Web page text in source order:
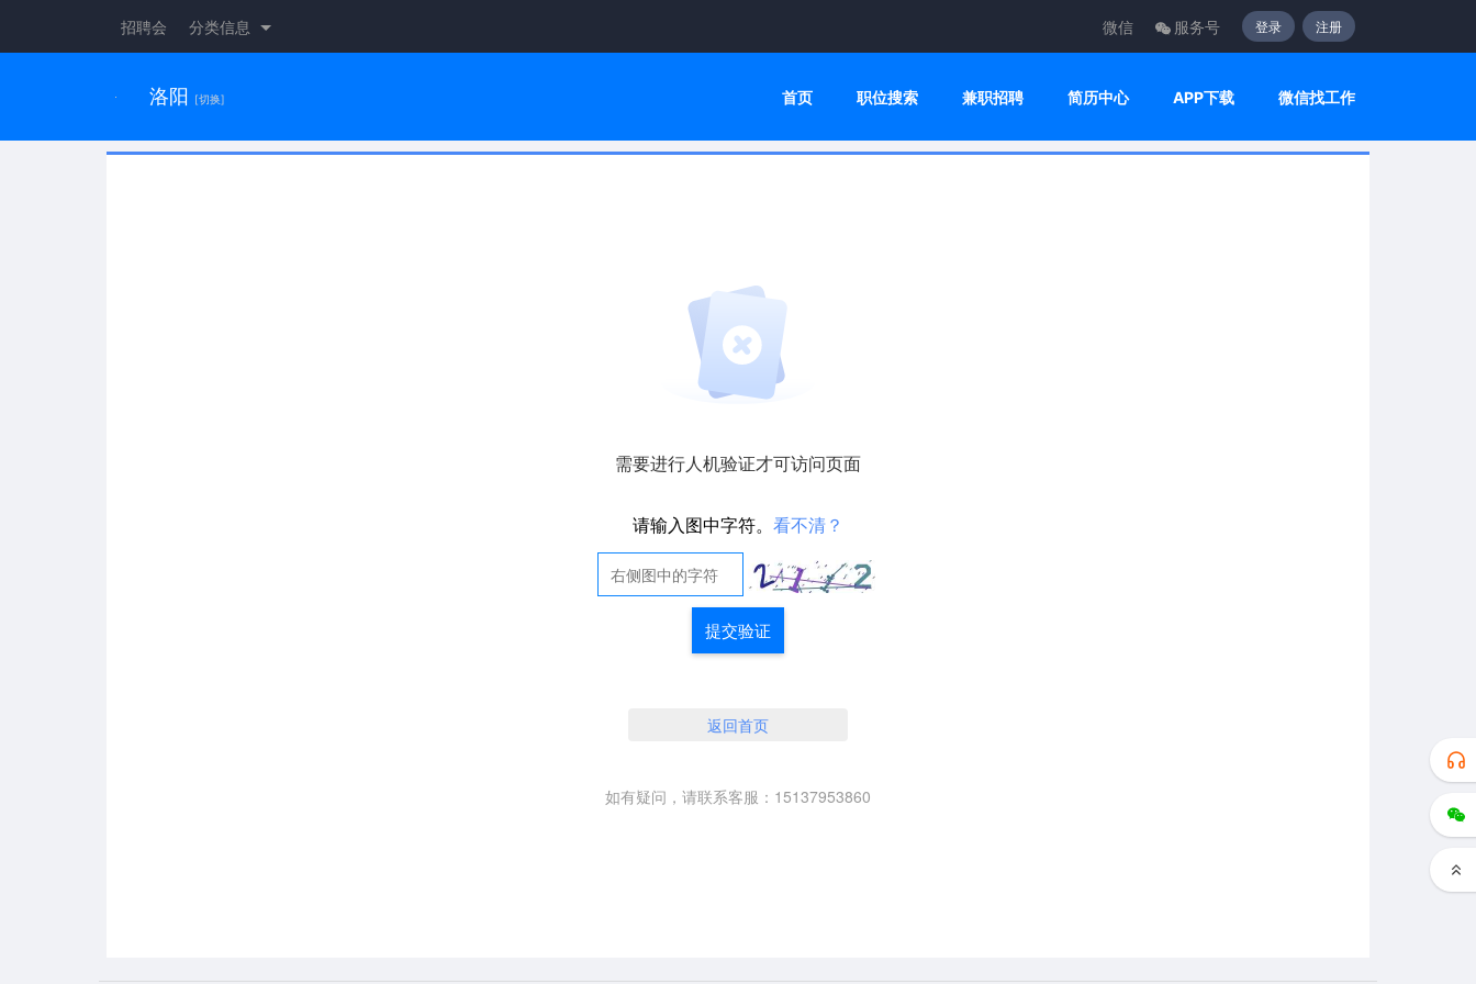
招聘会 分类信息 微信 服务号 登录 注册
洛阳 [切换] 首页 职位搜索 兼职招聘 简历中心 APP下载 微信找工作
需要进行人机验证才可访问页面
请输入图中字符。 看不清？
提交验证
返回首页
如有疑问，请联系客服：15137953860